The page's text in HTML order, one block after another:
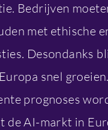
Bedrijven
met ethische
Desondanks
snel groeien.
prognoses
de AI-markt in